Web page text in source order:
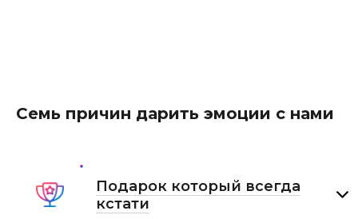
Семь причин дарить эмоции с нами
Подарок который всегда
кстати